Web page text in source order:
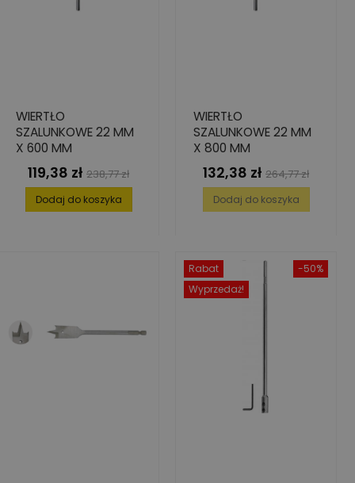
WIERTŁO
SZALUNKOWE 22 MM
X 600 MM
Cena
119,38 zł Cena
podstawowa
238,77 zł
Dodaj do koszyka
WIERTŁO
SZALUNKOWE 22 MM
X 800 MM
Cena
132,38 zł Cena
podstawowa
264,77 zł
Dodaj do koszyka
-50%
Rabat
Wyprzedaż!